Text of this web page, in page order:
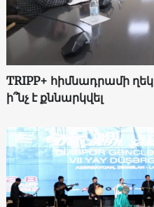
TRIPP+ հիմնադրամի
ի՞նչ է քննարկվել